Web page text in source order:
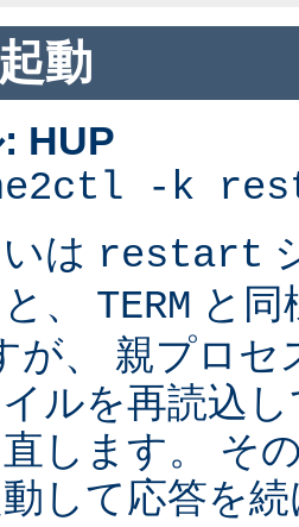
動
HUP
-k
は restart
、 TERM と
が、 親プロセ
ルを再読込
します。 そ
して応答を